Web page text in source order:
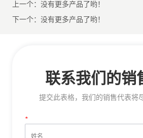
上一个：没有更多产品了哟！
下一个：没有更多产品了哟！
联系我们的销
提交此表格，我们的销售代表将
*姓名